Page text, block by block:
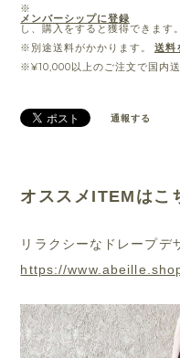
※
メンバーシップに登録
し、購入をすると獲得できます。
※別途送料がかかります。
送料
※¥10,000以上のご注文で国内送
通報する
オススメITEMはこ
リラクシーなドレープデ
https://